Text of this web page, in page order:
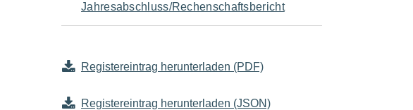
Jahresabschluss/Rechenschaftsbericht
Registereintrag herunterladen (PDF)
Registereintrag herunterladen (JSON)